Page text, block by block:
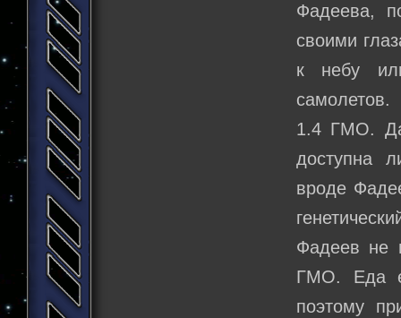
Фадеева,
своими
к небу
самолетов.
1.4 ГМО.
доступна
вроде
Фадеев не
ГМО. Еда
поэтому